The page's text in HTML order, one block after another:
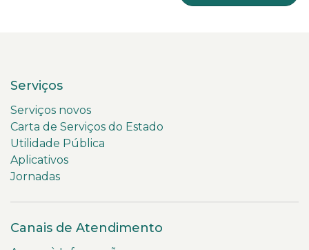
Serviços
Serviços novos
Carta de Serviços do Estado
Utilidade Pública
Aplicativos
Jornadas
Canais de Atendimento